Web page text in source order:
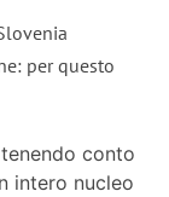
per questo
conto
intero nucleo